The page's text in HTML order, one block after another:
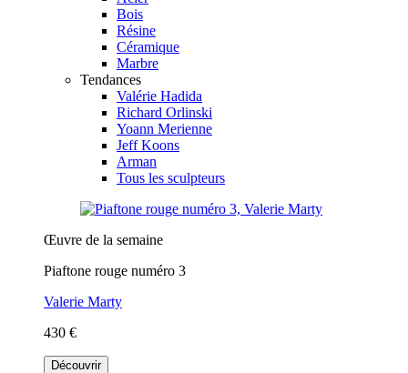
Bois
Résine
Céramique
Marbre
Tendances
Valérie Hadida
Richard Orlinski
Yoann Merienne
Jeff Koons
Arman
Tous les sculpteurs
Œuvre de la semaine
Piaftone rouge numéro 3
Valerie Marty
430 €
Découvrir